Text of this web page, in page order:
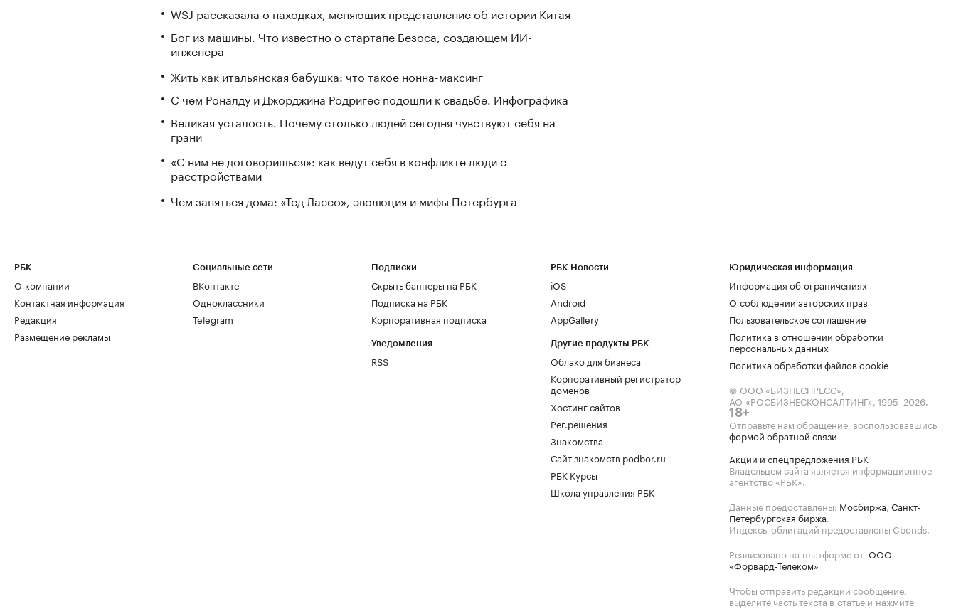
WSJ рассказала о находках, меняющих представление об истории Китая
Бог из машины. Что известно о стартапе Безоса, создающем ИИ-
инженера
Жить как итальянская бабушка: что такое нонна-максинг
С чем Роналду и Джорджина Родригес подошли к свадьбе. Инфографика
Великая усталость. Почему столько людей сегодня чувствуют себя на
грани
«С ним не договоришься»: как ведут себя в конфликте люди с
расстройствами
Чем заняться дома: «Тед Лассо», эволюция и мифы Петербурга
РБК
О компании
Контактная информация
Редакция
Размещение рекламы
Социальные сети
ВКонтакте
Одноклассники
Telegram
Подписки
Скрыть баннеры на РБК
Подписка на РБК
Корпоративная подписка
Уведомления
RSS
РБК Новости
iOS
Android
AppGallery
Другие продукты РБК
Облако для бизнеса
Корпоративный регистратор
доменов
Хостинг сайтов
Рег.решения
Знакомства
Сайт знакомств podbor.ru
РБК Курсы
Школа управления РБК
Юридическая информация
Информация об ограничениях
О соблюдении авторских прав
Пользовательское соглашение
Политика в отношении обработки
персональных данных
Политика обработки файлов cookie
© ООО «БИЗНЕСПРЕСС»,
АО «РОСБИЗНЕСКОНСАЛТИНГ», 1995–2026.
18+
Отправьте нам обращение, воспользовавшись
формой обратной связи
Акции и спецпредложения РБК
Владельцем сайта является информационное
агентство «РБК».
Данные предоставлены: Мосбиржа, Санкт-
Петербургская биржа.
Индексы облигаций предоставлены Cbonds.
Реализовано на платформе от ООО
«Форвард-Телеком»
Чтобы отправить редакции сообщение,
выделите часть текста в статье и нажмите